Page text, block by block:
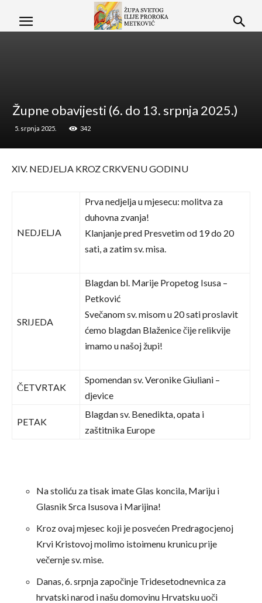
Župne obavijesti (6. do 13. srpnja 2025.)
5. srpnja 2025. 342
XIV. NEDJELJA KROZ CRKVENU GODINU
NEDJELJA
Prva nedjelja u mjesecu: molitva za
duhovna zvanja!
Klanjanje pred Presvetim od 19 do 20
sati, a zatim sv. misa.
SRIJEDA
Blagdan bl. Marije Propetog Isusa –
Petković
Svečanom sv. misom u 20 sati proslavit
ćemo blagdan Blaženice čije relikvije
imamo u našoj župi!
ČETVRTAK
Spomendan sv. Veronike Giuliani –
djevice
PETAK
Blagdan sv. Benedikta, opata i
zaštitnika Europe
Na stoliću za tisak imate Glas koncila, Mariju i
Glasnik Srca Isusova i Marijina!
Kroz ovaj mjesec koji je posvećen Predragocjenoj
Krvi Kristovoj molimo istoimenu krunicu prije
večernje sv. mise.
Danas, 6. srpnja započinje Tridesetodnevnica za
hrvatski narod i našu domovinu Hrvatsku uoči